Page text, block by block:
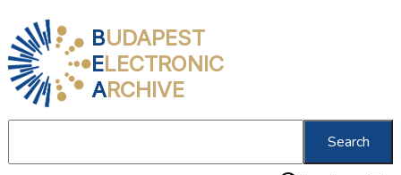
BUDAPEST
ELECTRONIC
ARCHIVE
Search